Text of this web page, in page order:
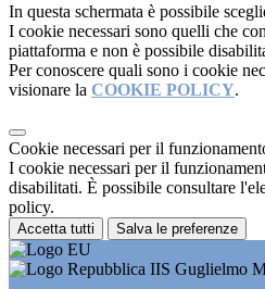
In questa schermata è possibile
I cookie necessari sono quelli che
piattaforma e non è possibile
Per conoscere quali sono i cookie
visionare la COOKIE POLICY.
Cookie necessari per il
I cookie necessari per il
disabilitati. È possibile consultare
policy.
Accetta tutti Salva le preferenze
IIS Guglielmo